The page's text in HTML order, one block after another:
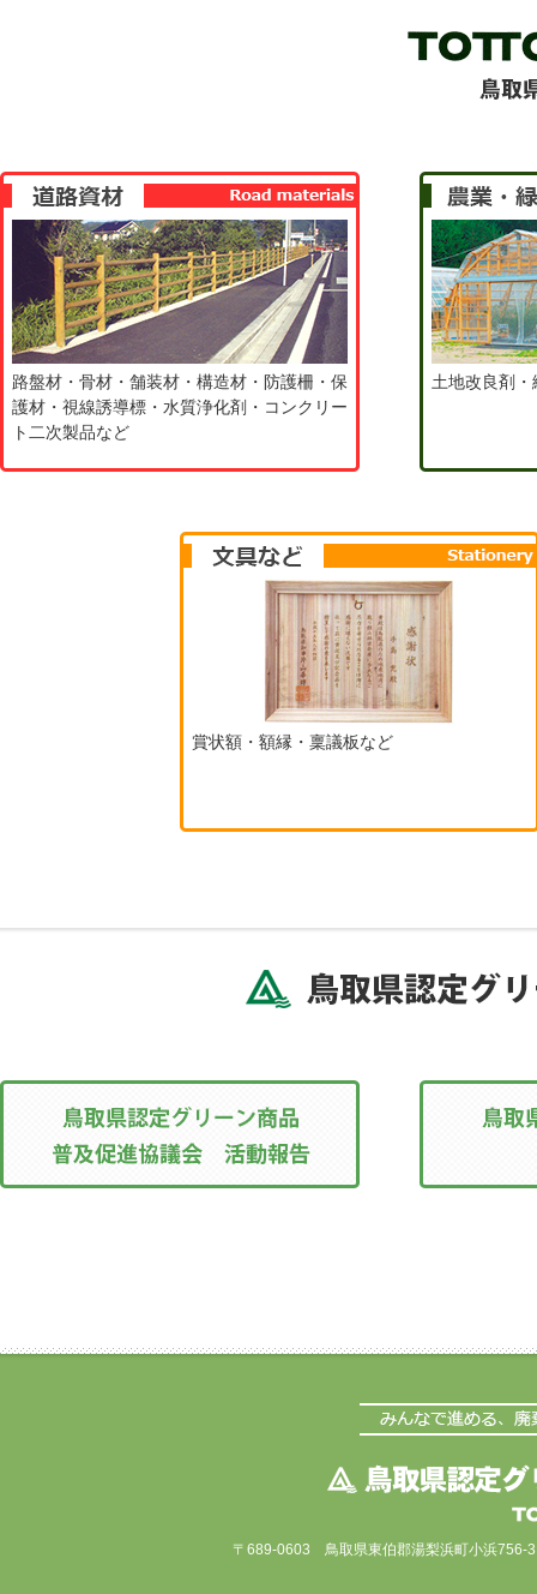
路盤材・骨材・舗装材・構造材・防護柵・保
護材・視線誘導標・水質浄化剤・コンクリー
ト二次製品など
土地改良剤
賞状額・額縁・稟議板など
〒689-0603 鳥取県東伯郡湯梨浜町小浜